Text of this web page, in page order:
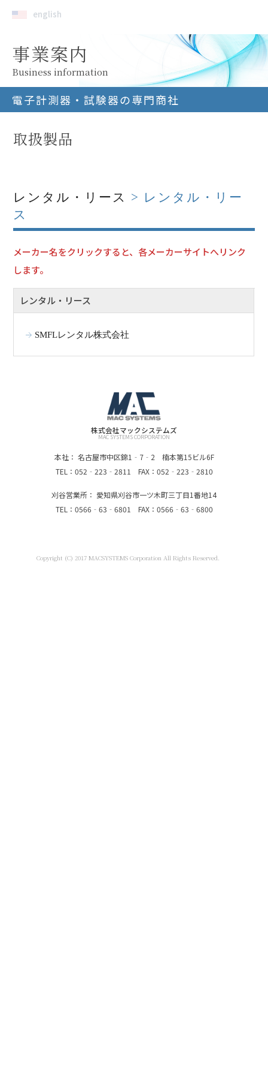
english
事業案内
Business information
電子計測器・試験器の専門商社
取扱製品
レンタル・リース > レンタル・リー
ス
メーカー名をクリックすると、各メーカーサイトへリンク
します。
レンタル・リース
SMFLレンタル株式会社
株式会社マックシステムズ
MAC SYSTEMS CORPORATION
本社： 名古屋市中区錦1‐7‐2 楠本第15ビル6F
TEL：052‐223‐2811 FAX：052‐223‐2810
刈谷営業所： 愛知県刈谷市一ツ木町三丁目1番地14
TEL：0566‐63‐6801 FAX：0566‐63‐6800
Copyright (C) 2017 MACSYSTEMS Corporation All Rights Reserved.